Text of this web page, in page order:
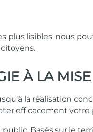
plus lisibles, nous
citoyens.
À LA
la réalisation
efficacement votre
Basés sur le